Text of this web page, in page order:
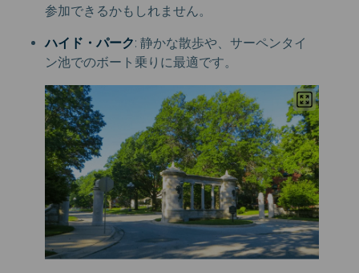
参加できるかもしれません。
ハイド・パーク: 静かな散歩や、サーペンタイ
ン池でのボート乗りに最適です。